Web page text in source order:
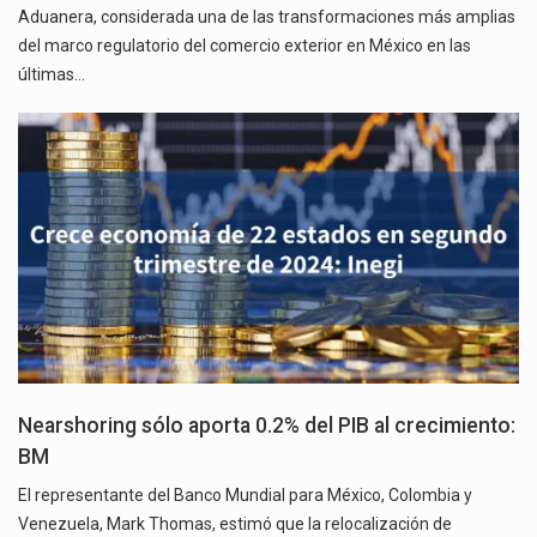
Aduanera, considerada una de las transformaciones más amplias
del marco regulatorio del comercio exterior en México en las
últimas…
Nearshoring sólo aporta 0.2% del PIB al crecimiento:
BM
El representante del Banco Mundial para México, Colombia y
Venezuela, Mark Thomas, estimó que la relocalización de